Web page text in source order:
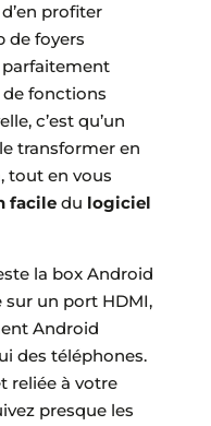
profiter
de foyers
parfaitement
fonctions
c’est qu’un
transformer en
tout en vous
faciledu logiciel
la box Android
sur un port HDMI,
Android
des téléphones.
reliée à votre
presque les